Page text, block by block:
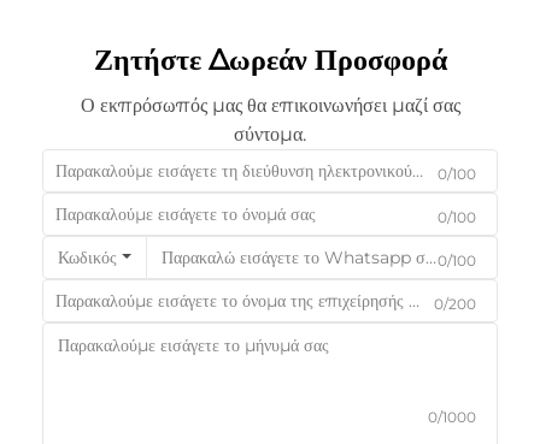
Ζητήστε Δωρεάν Προσφορά
Ο εκπρόσωπός μας θα επικοινωνήσει μαζί σας
σύντομα.
0/100
0/100
Κωδικός 0/100
0/200
0/1000